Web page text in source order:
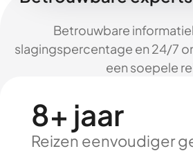
Betrouwbare
slagingspercentage en 24/7
een soepele
8+ jaar
Reizen eenvoudiger